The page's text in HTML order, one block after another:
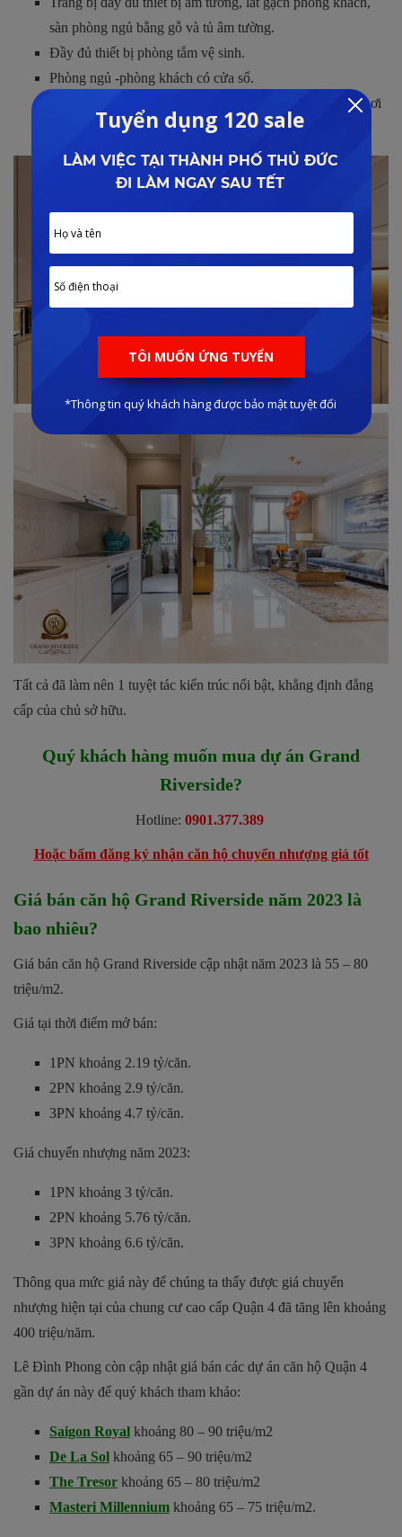
sàn phòng ngủ bằng gỗ và tủ âm tường.
Đầy đủ thiết bị phòng tắm vệ sinh.
Phòng ngủ -phòng khách có cửa sổ.
Mỗi căn hộ có từ 2 – 3 ban công riêng, thoải mái máy chơi
kiểng tại nhà, đón gió và ánh nắng từ bên ngoài.
Tất cả đã làm nên 1 tuyệt tác kiến trúc nổi bật, khẳng định đẳng
cấp của chủ sở hữu.
Quý khách hàng muốn mua dự án Grand
Riverside?
Hotline: 0901.377.389
Hoặc bấm đăng ký nhận căn hộ chuyển nhượng giá tốt
Giá bán căn hộ Grand Riverside năm 2023 là
bao nhiêu?
Giá bán căn hộ Grand Riverside cập nhật năm 2023 là 55 – 80
triệu/m2.
Giá tại thời điểm mở bán:
1PN khoảng 2.19 tỷ/căn.
2PN khoảng 2.9 tỷ/căn.
3PN khoảng 4.7 tỷ/căn.
Giá chuyển nhượng năm 2023:
1PN khoảng 3 tỷ/căn.
2PN khoảng 5.76 tỷ/căn.
3PN khoảng 6.6 tỷ/căn.
Thông qua mức giá này để chúng ta thấy được giá chuyển
nhượng hiện tại của chung cư cao cấp Quận 4 đã tăng lên khoảng
400 triệu/năm.
Lê Đình Phong còn cập nhật giá bán các dự án căn hộ Quận 4
gần dự án này để quý khách tham khảo:
Saigon Royal khoảng 80 – 90 triệu/m2
De La Sol khoảng 65 – 90 triệu/m2
The Tresor khoảng 65 – 80 triệu/m2
Masteri Millennium khoảng 65 – 75 triệu/m2.